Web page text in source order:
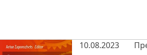
10.08.2023